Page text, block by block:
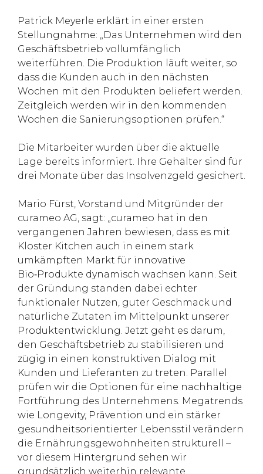
Patrick Meyerle erklärt in einer ersten
Stellungnahme: „Das Unternehmen wird den
Geschäftsbetrieb vollumfänglich
weiterführen. Die Produktion läuft weiter, so
dass die Kunden auch in den nächsten
Wochen mit den Produkten beliefert werden.
Zeitgleich werden wir in den kommenden
Wochen die Sanierungsoptionen prüfen.“
Die Mitarbeiter wurden über die aktuelle
Lage bereits informiert. Ihre Gehälter sind für
drei Monate über das Insolvenzgeld gesichert.
Mario Fürst, Vorstand und Mitgründer der
curameo AG, sagt: „curameo hat in den
vergangenen Jahren bewiesen, dass es mit
Kloster Kitchen auch in einem stark
umkämpften Markt für innovative
Bio‑Produkte dynamisch wachsen kann. Seit
der Gründung standen dabei echter
funktionaler Nutzen, guter Geschmack und
natürliche Zutaten im Mittelpunkt unserer
Produktentwicklung. Jetzt geht es darum,
den Geschäftsbetrieb zu stabilisieren und
zügig in einen konstruktiven Dialog mit
Kunden und Lieferanten zu treten. Parallel
prüfen wir die Optionen für eine nachhaltige
Fortführung des Unternehmens. Megatrends
wie Longevity, Prävention und ein stärker
gesundheitsorientierter Lebensstil verändern
die Ernährungsgewohnheiten strukturell –
vor diesem Hintergrund sehen wir
grundsätzlich weiterhin relevante